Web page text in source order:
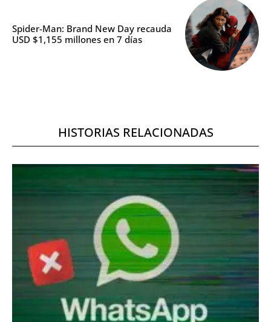
Spider-Man: Brand New Day recauda
USD $1,155 millones en 7 días
HISTORIAS RELACIONADAS